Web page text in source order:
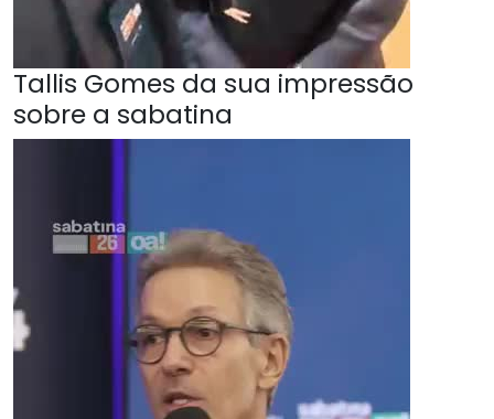
Tallis Gomes da sua impressão
sobre a sabatina